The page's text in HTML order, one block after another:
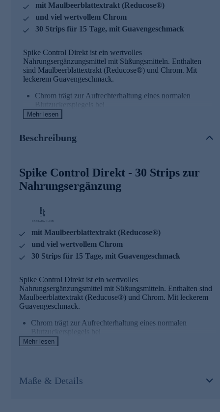
mit Maulbeerblattextrakt (Reducose®)
und viel wertvollem Chrom
30 Strips für 15 Tage, mit Guavengeschmack
Spike Control Direkt ist ein wertvolles
Nahrungsergänzungsmittel mit Süßungsmitteln. Enthalten
sind Maulbeerblattextrakt (Reducose®) und Chrom. Mit
leckerem Guavengeschmack.
Chrom trägt zur Aufrechterhaltung eines normalen
Blutzuckerspiegels bei
Chrom trägt zu einem normalen Stoffwechsel von
Wissenswertes zu Barbara Klein
gesunde Ernährung, Bewegung und Wohlbefinden. Die BK
Nutrition Produkte vereinen absolute Qualität, höchste
Effizienz und perfekte Abstimmung aller Roh- und
und Physiotherapeutin Barbara Klein mit großer
Leidenschaft das gesamtheitliche Wohlbefinden ihrer
Kunden*innen durch Fitness, Ideen rund um den Bereich
Gesundheit & natürliche Schönheit sowie durch viele kleine
Helferlein im Bereich der Nahrungsergänzung. BK Fashion
online.
Mehr lesen
Beschreibung
Spike Control Direkt - 30 Strips zur
Nahrungsergänzung
mit Maulbeerblattextrakt (Reducose®)
und viel wertvollem Chrom
30 Strips für 15 Tage, mit Guavengeschmack
Spike Control Direkt ist ein wertvolles
Nahrungsergänzungsmittel mit Süßungsmitteln. Enthalten sind
Maulbeerblattextrakt (Reducose®) und Chrom. Mit leckerem
Guavengeschmack.
Chrom trägt zur Aufrechterhaltung eines normalen
Blutzuckerspiegels bei
Chrom trägt zu einem normalen Stoffwechsel von
Mehr lesen
Maße & Details